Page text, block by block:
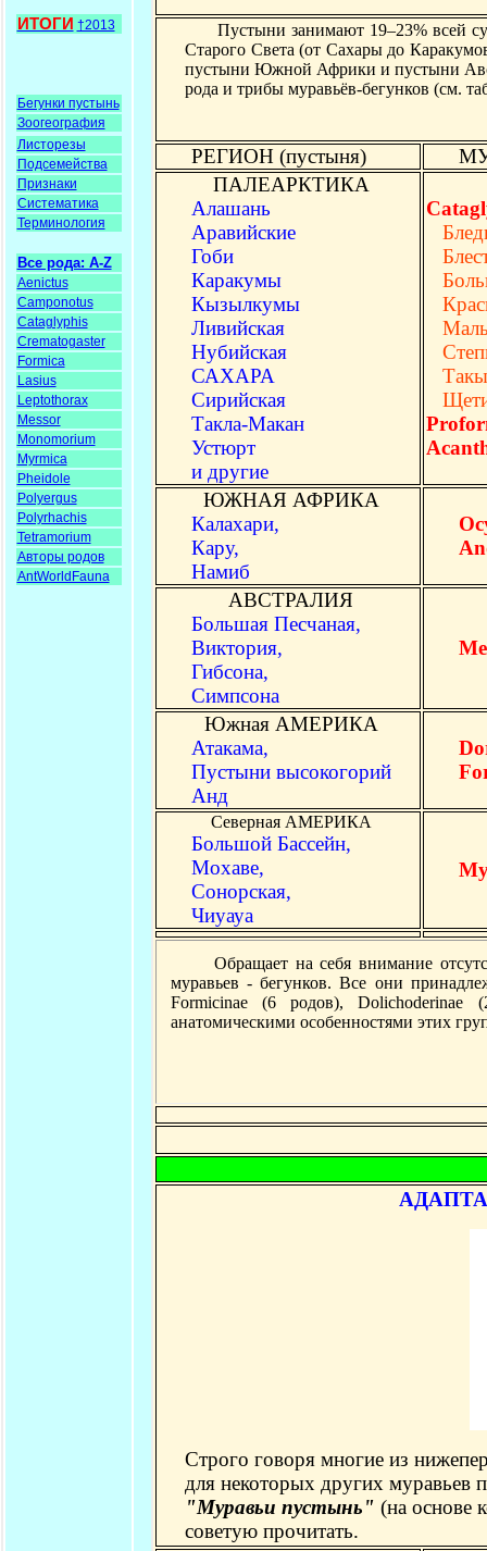
ИТОГИ †2013
Бегунки пустынь
Зоогеография
Листорезы
Подсемейства
Признаки
Систематика
Терминология
Все рода: A-Z
Aenictus
Camponotus
Cataglyphis
Crematogaster
Formica
Lasius
Leptothorax
Messor
Monomorium
Myrmica
Pheidole
Polyergus
Polyrhachis
Tetramorium
Авторы родов
AntWorldFauna
Пустыни занимают 19–23% всей
Старого Света (от Сахары до
пустыни Южной Африки и пустыни
рода и трибы муравьёв-бегунков (см.
РЕГИОН (пустыня)
ПАЛЕАРКТИКА
Алашань
Аравийские
Гоби
Каракумы
Кызылкумы
Ливийская
Нубийская
САХАРА
Сирийская
Такла-Макан
Устюрт
и другие
ЮЖНАЯ АФРИКА
Калахари,
Кару,
Намиб
АВСТРАЛИЯ
Большая Песчаная,
Виктория,
Гибсона,
Симпсона
Южная АМЕРИКА
Атакама,
Пустыни высокогорий
Анд
Северная АМЕРИКА
Большой Бассейн,
Мохаве,
Сонорская,
Чиуауа
Обращает на себя внимание
муравьев - бегунков. Все они
Formicinae (6 родов),
анатомическими особенностями этих
Строго говоря многие из
для некоторых других муравьев
"Муравьи пустынь" (на основе
советую прочитать.